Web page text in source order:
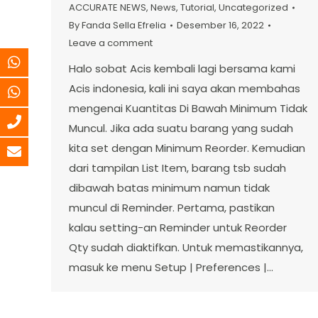
ACCURATE NEWS, News, Tutorial, Uncategorized
ByFanda Sella Efrelia
Desember 16, 2022
Leave a comment
Halo sobat Acis kembali lagi bersama kami
Acis indonesia, kali ini saya akan membahas
mengenai Kuantitas Di Bawah Minimum Tidak
Muncul. Jika ada suatu barang yang sudah
kita set dengan Minimum Reorder. Kemudian
dari tampilan List Item, barang tsb sudah
dibawah batas minimum namun tidak
muncul di Reminder. Pertama, pastikan
kalau setting-an Reminder untuk Reorder
Qty sudah diaktifkan. Untuk memastikannya,
masuk ke menu Setup | Preferences |…